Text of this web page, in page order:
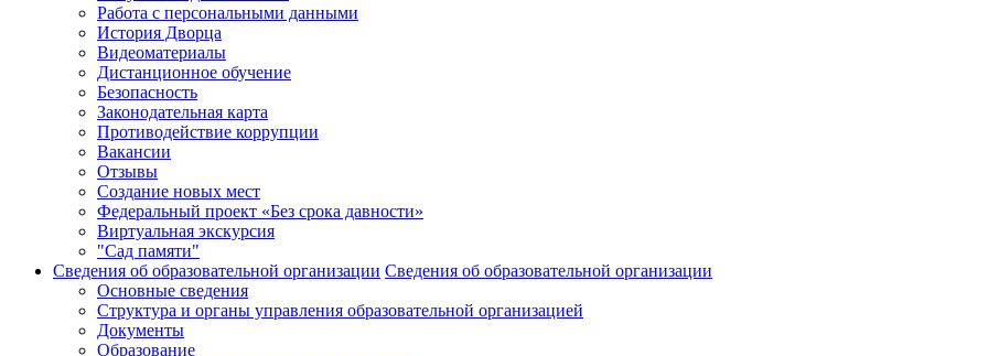
Работа с персональными данными
История Дворца
Видеоматериалы
Дистанционное обучение
Безопасность
Законодательная карта
Противодействие коррупции
Вакансии
Отзывы
Создание новых мест
Федеральный проект «Без срока давности»
Виртуальная экскурсия
"Сад памяти"
Сведения об образовательной организации Сведения об образовательной организации
Основные сведения
Структура и органы управления образовательной организацией
Документы
Образование